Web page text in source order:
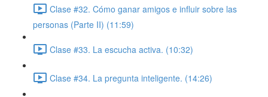
Clase #32. Cómo ganar amigos e influir sobre las
personas (Parte II) (11:59)
Clase #33. La escucha activa. (10:32)
Clase #34. La pregunta inteligente. (14:26)